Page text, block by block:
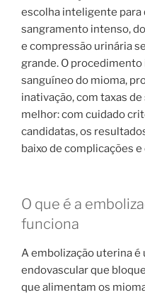
escolha inteligente para
sangramento intenso,
e compressão urinária
grande. O
sanguíneo do mioma,
inativação, com taxas
melhor: com cuidado
candidatas, os
baixo de complicações
O que é a
funciona
A embolização uterina
endovascular que
que alimentam os